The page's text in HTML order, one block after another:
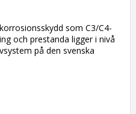
som C3/C4-
och prestanda ligger i nivå
på den svenska